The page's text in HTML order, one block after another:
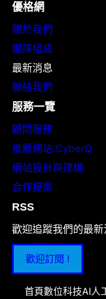
優格網
關於我們
團隊組成
最新消息
聯絡我們
服務一覽
顧問服務
推薦網站:CyberQ
網站設計與建構
合作提案
RSS
歡迎追蹤我們的最新
歡迎訂閱 !
首頁數位科技AI人